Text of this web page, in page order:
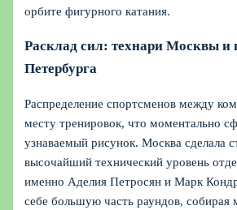
орбите фигурного катания.
Расклад сил: технари Москвы и
Петербурга
Распределение спортсменов между
месту тренировок, что моментально
узнаваемый рисунок. Москва сделала
высочайший технический уровень
именно Аделия Петросян и Марк
себе большую часть раундов, собирая